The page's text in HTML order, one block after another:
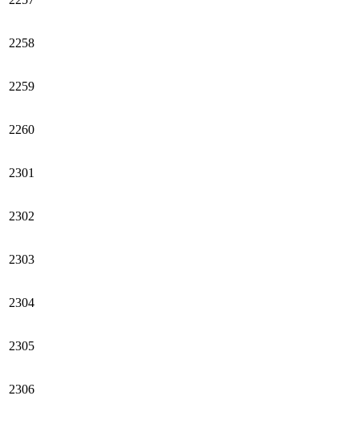
2258
2259
2260
2301
2302
2303
2304
2305
2306